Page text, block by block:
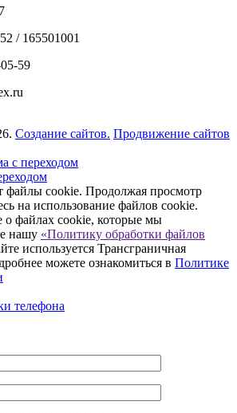
/ 165501001
59
Создание сайтов. Продвижение сайтов
файлы cookie. Продолжая просмотр
на использование файлов cookie.
о файлах cookie, которые мы
нашу «Политику обработки файлов
используется Трансграничная
можете ознакомиться в Политике